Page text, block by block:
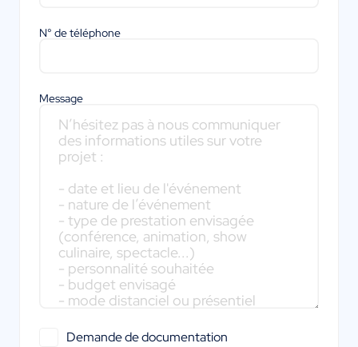
N° de téléphone
Message
Demande de documentation